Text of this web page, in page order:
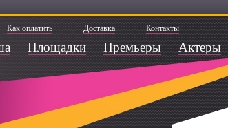
Как оплатить Доставка Контакты
Площадки Премьеры Актеры